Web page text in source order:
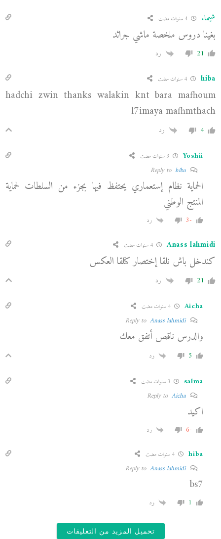
شيماء 4 سنوات مضت
بغينا دروس ملخصة ماشي جرائد
21 رد
hiba
hadchi zwin thanks walakin knt bara mafhoum
l7imaya mafhmthach
4 رد
Yoshii
Reply to
hiba
‏الحماية نظام إستعماري ‏يحتفظ فيها بجزء من السلطات لحماية
المنتج الوطني
-3 رد
Anass lahmidi 4 سنوات مضت
كندخل باش نلقا إختصار كنلقا العكس
21 رد
Aicha 4 سنوات مضت
Reply to
Anass lahmidi
والدرس ناقص أتفق معك
5 رد
salma
Reply to
Aicha
اكيد
-6 رد
hiba
Reply to
Anass lahmidi
bs7
1 رد
تحميل المزيد من التعليقات